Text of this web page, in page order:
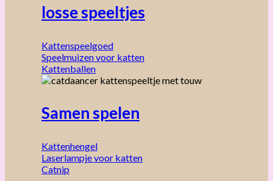
losse speeltjes
Kattenspeelgoed
Speelmuizen voor katten
Kattenballen
Samen spelen
Kattenhengel
Laserlampje voor katten
Catnip